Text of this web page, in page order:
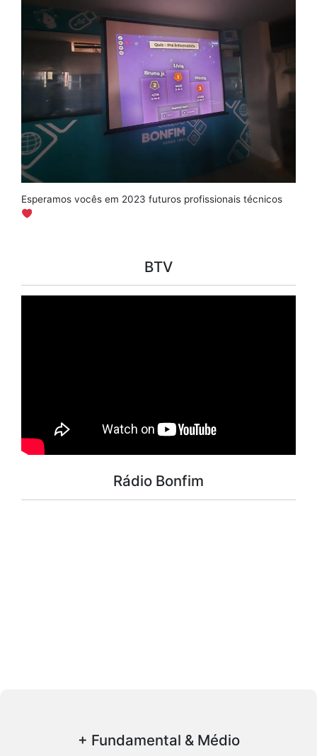
Esperamos vocês em 2023 futuros profissionais técnicos
BTV
Rádio Bonfim
+ Fundamental & Médio